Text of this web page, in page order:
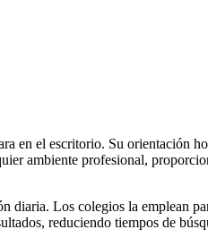
en el escritorio. Su orientación
ambiente profesional,
diaria. Los colegios la emplean
reduciendo tiempos de